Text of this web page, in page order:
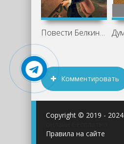
Повести Белкина - Александр Пушкин
Комментировать
Copyright © 2019 - 2024
Правила на сайте